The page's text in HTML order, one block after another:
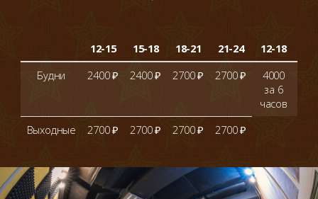
12-15 15-18 18-21 21-24 12-18
Будни
2400 ₽ 2400 ₽ 2700 ₽ 2700 ₽
4000
за 6
часов
Выходные 2700 ₽ 2700 ₽ 2700 ₽ 2700 ₽